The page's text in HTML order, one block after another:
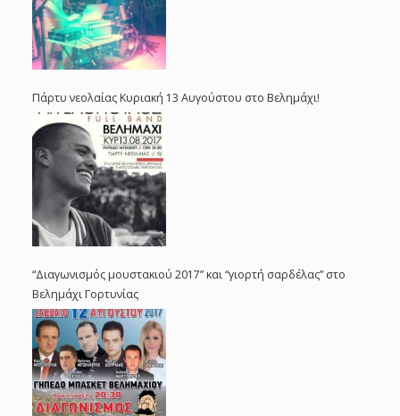
Πάρτυ νεολαίας Κυριακή 13 Αυγούστου στο Βελημάχι!
“Διαγωνισμός μουστακιού 2017” και “γιορτή σαρδέλας” στο
Βελημάχι Γορτυνίας